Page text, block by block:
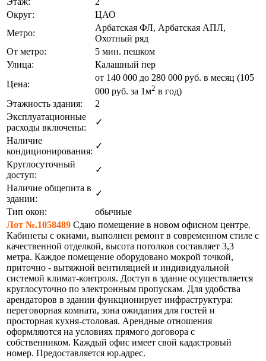
Округ:
ЦАО
Метро:
Арбатская ФЛ, Арбатская АПЛ,
Охотный ряд
От метро:
5 мин. пешком
Улица:
Калашный пер
Цена:
от 140 000 до 280 000 руб. в месяц (105
000 руб. за 1м2 в год)
Этажность здания:
2
Эксплуатационные
расходы включены:
✓
Наличие
кондиционирования:
✓
Круглосуточный
доступ:
✓
Наличие общепита в
здании:
✓
Тип окон:
обычные
Лот №.1058489 Сдаю помещение в новом офисном центре.
Кабинеты с окнами, выполнен ремонт в современном стиле с
качественной отделкой, высота потолков составляет 3,3
метра. Каждое помещение оборудовано мокрой точкой,
приточно - вытяжной вентиляцией и индивидуальной
системой климат-контроля. Доступ в здание осуществляется
круглосуточно по электронным пропускам. Для удобства
арендаторов в здании функционирует инфраструктура:
переговорная комната, зона ожидания для гостей и
просторная кухня-столовая. Арендные отношения
оформляются на условиях прямого договора с
собственником. Каждый офис имеет свой кадастровый
номер. Предоставляется юр.адрес.